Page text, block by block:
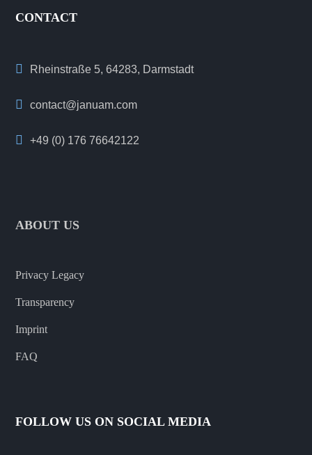
CONTACT
Rheinstraße 5, 64283, Darmstadt
contact@januam.com
+49 (0) 176 76642122
ABOUT US
Privacy Legacy
Transparency
Imprint
FAQ
FOLLOW US ON SOCIAL MEDIA